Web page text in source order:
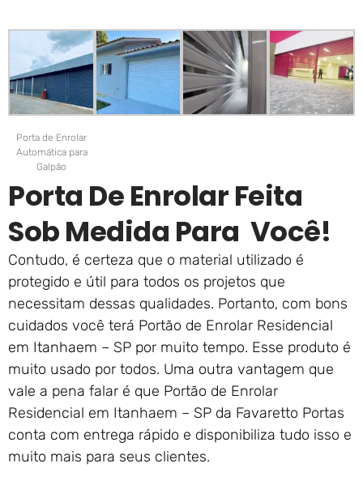
Porta de Enrolar
Automática para
Galpão
Porta De Enrolar Feita
Sob Medida Para Você!
Contudo, é certeza que o material utilizado é
protegido e útil para todos os projetos que
necessitam dessas qualidades. Portanto, com bons
cuidados você terá Portão de Enrolar Residencial
em Itanhaem – SP por muito tempo. Esse produto é
muito usado por todos. Uma outra vantagem que
vale a pena falar é que Portão de Enrolar
Residencial em Itanhaem – SP da Favaretto Portas
conta com entrega rápido e disponibiliza tudo isso e
muito mais para seus clientes.